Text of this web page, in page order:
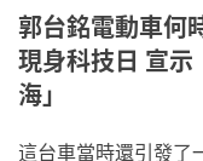
郭台銘電動車何
現身科技日 宣示
海」
這台車當時還引發了